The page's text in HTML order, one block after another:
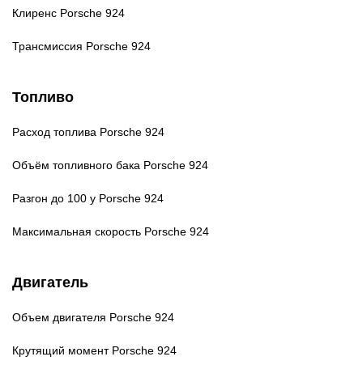
Клиренс Porsche 924
Трансмиссия Porsche 924
Топливо
Расход топлива Porsche 924
Объём топливного бака Porsche 924
Разгон до 100 у Porsche 924
Максимальная скорость Porsche 924
Двигатель
Объем двигателя Porsche 924
Крутящий момент Porsche 924